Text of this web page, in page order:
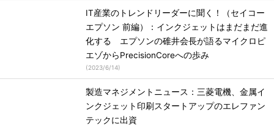
IT産業のトレンドリーダーに聞く！（セイコー
エプソン 前編）：インクジェットはまだまだ進
化する エプソンの碓井会長が語るマイクロピ
エゾからPrecisionCoreへの歩み
(2023/6/14)
製造マネジメントニュース：三菱電機、金属イ
ンクジェット印刷スタートアップのエレファン
テックに出資